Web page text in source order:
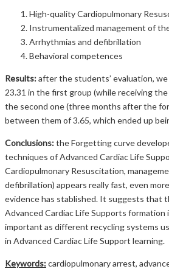
High-quality Cardiopulmonary
Instrumentalized management of
Arrhythmias and defibrillation
Behavioral competences
Results:after the students’ evaluation,
23.31 in the first group (while receiving
the second one (three months after the
between them of 3.65, which ended up
Conclusions:the Forgetting curve
techniques of Advanced Cardiac Life
Cardiopulmonary Resuscitation,
defibrillation) appears really fast, even
evidence has stablished. It suggests that
Advanced Cardiac Life Supports formation
important as different recycling systems
in Advanced Cardiac Life Support learning.
Keywords:cardiopulmonary arrest,